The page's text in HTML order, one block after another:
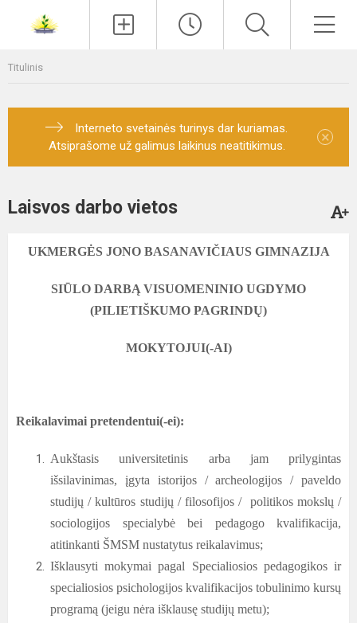
Titulinis
Interneto svetainės turinys dar kuriamas.
Atsiprašome už galimus laikinus neatitikimus.
×
Laisvos darbo vietos
UKMERGĖS JONO BASANAVIČIAUS GIMNAZIJA
SIŪLO DARBĄ VISUOMENINIO UGDYMO
(PILIETIŠKUMO PAGRINDŲ)
MOKYTOJUI(-AI)
Reikalavimai pretendentui(-ei):
Aukštasis universitetinis arba jam prilygintas
išsilavinimas, įgyta istorijos / archeologijos / paveldo
studijų / kultūros studijų / filosofijos / politikos mokslų /
sociologijos specialybė bei pedagogo kvalifikacija,
atitinkanti ŠMSM nustatytus reikalavimus;
Išklausyti mokymai pagal Specialiosios pedagogikos ir
specialiosios psichologijos kvalifikacijos tobulinimo kursų
programą (jeigu nėra išklausę studijų metu);